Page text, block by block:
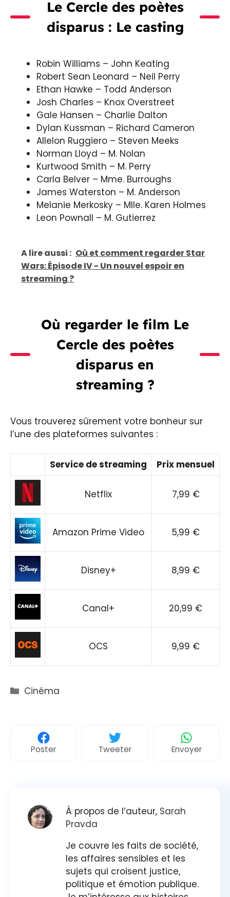
Le Cercle des poètes
disparus : Le casting
Robin Williams – John Keating
Robert Sean Leonard – Neil Perry
Ethan Hawke – Todd Anderson
Josh Charles – Knox Overstreet
Gale Hansen – Charlie Dalton
Dylan Kussman – Richard Cameron
Allelon Ruggiero – Steven Meeks
Norman Lloyd – M. Nolan
Kurtwood Smith – M. Perry
Carla Belver – Mme. Burroughs
James Waterston – M. Anderson
Melanie Merkosky – Mlle. Karen Holmes
Leon Pownall – M. Gutierrez
A lire aussi : Où et comment regarder Star
Wars: Épisode IV - Un nouvel espoir en
streaming ?
Où regarder le film Le
Cercle des poètes
disparus en
streaming ?
Vous trouverez sûrement votre bonheur sur
l’une des plateformes suivantes :
Service de streaming Prix mensuel
Netflix 7,99 €
Amazon Prime Video 5,99 €
Disney+ 8,99 €
Canal+ 20,99 €
OCS 9,99 €
Catégories
Cinéma
Poster Tweeter Envoyer
À propos de l’auteur, Sarah
Pravda
Je couvre les faits de société,
les affaires sensibles et les
sujets qui croisent justice,
politique et émotion publique.